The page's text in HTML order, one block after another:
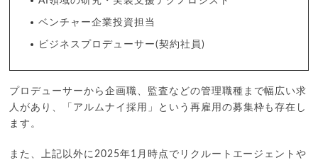
ベンチャー企業投資担当
ビジネスプロデューサー(契約社員)
プロデューサーから企画職、監査などの管理職種まで幅広い求
人があり、「アルムナイ採用」という再雇用の募集枠も存在し
ます。
また、上記以外に2025年1月時点でリクルートエージェントや